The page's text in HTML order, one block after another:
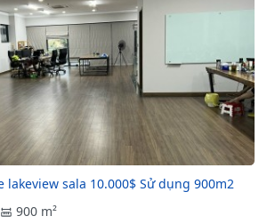
lakeview sala 10.000$ Sử dụng 900m2
900 m²